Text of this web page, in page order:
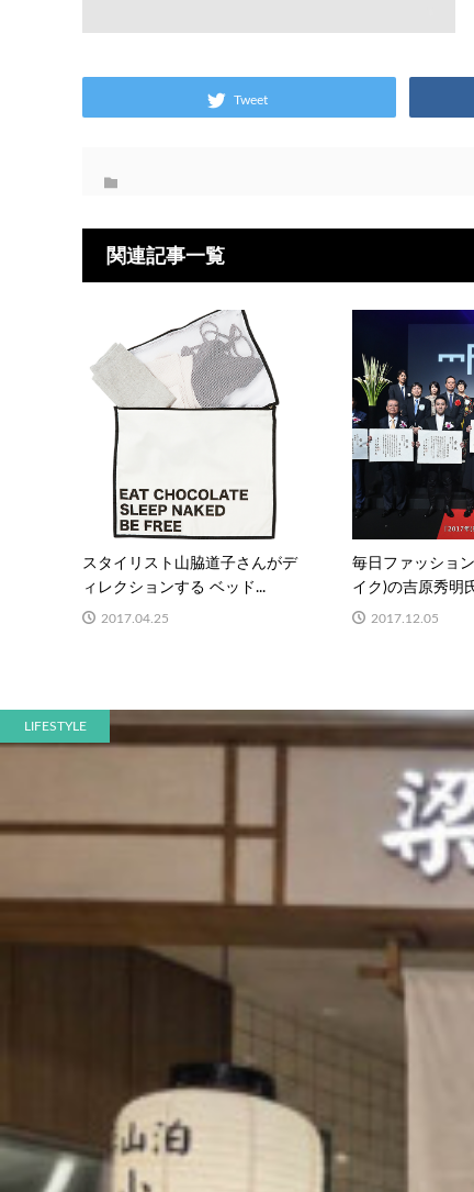
Tweet
関連記事一覧
スタイリスト山脇道子さんがデ
ィレクションする ベッド...
2017.04.25
毎日ファッショ
イク)の吉原秀明
2017.12.05
LIFESTYLE